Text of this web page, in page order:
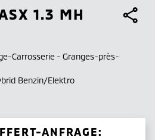
1.3 MH
Carrosserie - Granges-près-
Benzin/Elektro
ANFRAGE: